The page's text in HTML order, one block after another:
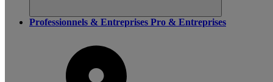
Professionnels & Entreprises Pro & Entreprises